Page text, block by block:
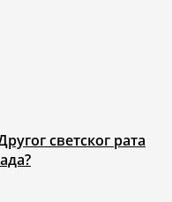
светског рата